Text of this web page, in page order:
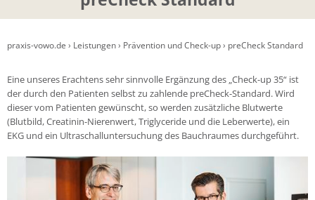
praxis-vowo.de › Leistungen› Prävention und Check-up› preCheck Standard
Eine unseres Erachtens sehr sinnvolle Ergänzung des „Check-up 35“ ist
der durch den Patienten selbst zu zahlende preCheck-Standard. Wird
dieser vom Patienten gewünscht, so werden zusätzliche Blutwerte
(Blutbild, Creatinin-Nierenwert, Triglyceride und die Leberwerte), ein
EKG und ein Ultraschalluntersuchung des Bauchraumes durchgeführt.